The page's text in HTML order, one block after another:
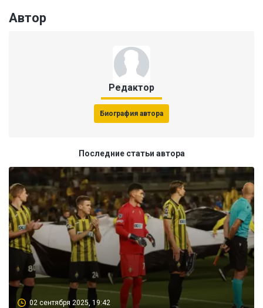
Автор
Редактор
Биография автора
Последние статьи автора
02 сентября 2025, 19:42